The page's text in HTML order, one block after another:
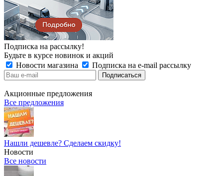
Подписка на рассылку!
Будьте в курсе новинок и акций
Новости магазина
Подписка на e-mail рассылку
Акционные предложения
Все предложения
Нашли дешевле? Сделаем скидку!
Новости
Все новости